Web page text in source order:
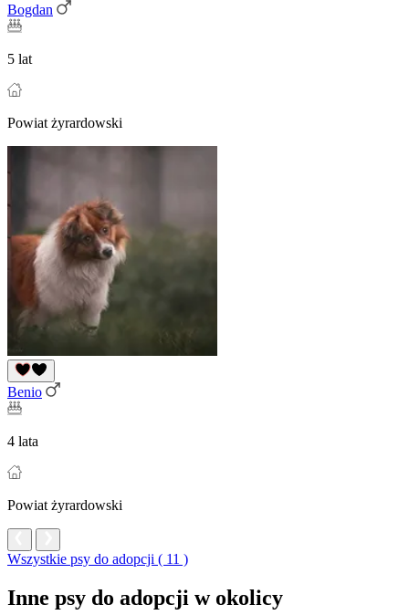
Bogdan
5 lat
Powiat żyrardowski
Benio
4 lata
Powiat żyrardowski
Wszystkie psy do adopcji ( 11 )
Inne psy do adopcji w okolicy